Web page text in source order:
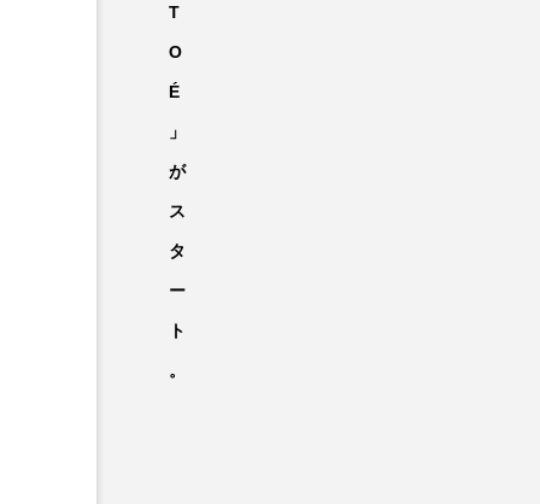
T
O
É
」
が
ス
タ
ー
ト
。